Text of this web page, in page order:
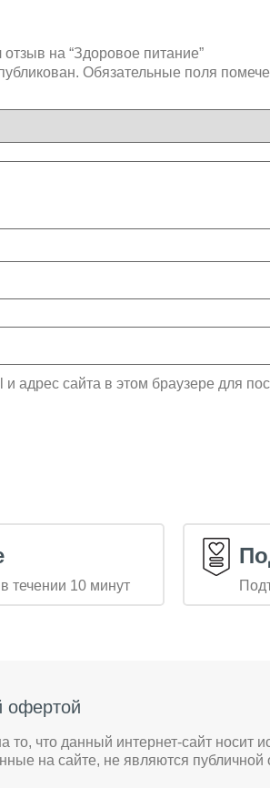
на “Здоровое питание”
Обязательные поля
адрес сайта в этом браузере для
течении 10 минут
офертой
что данный интернет-сайт носит
на сайте, не являются